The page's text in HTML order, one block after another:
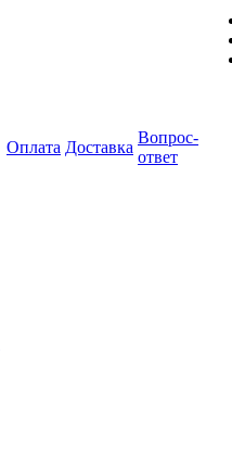
Оплата Доставка
Вопрос-
ответ